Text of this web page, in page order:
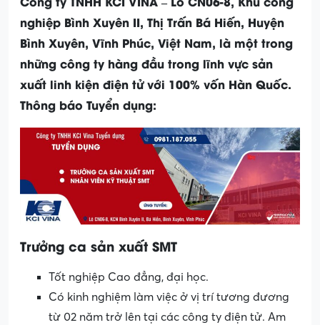
nghiệp Bình Xuyên II, Thị Trấn Bá Hiến, Huyện
Bình Xuyên, Vĩnh Phúc, Việt Nam, là một trong
những công ty hàng đầu trong lĩnh vực sản
xuất linh kiện điện tử với 100% vốn Hàn Quốc.
Thông báo Tuyển dụng:
Trưởng ca sản xuất SMT
Tốt nghiệp Cao đẳng, đại học.
Có kinh nghiệm làm việc ở vị trí tương đương
từ 02 năm trở lên tại các công ty điện tử. Am